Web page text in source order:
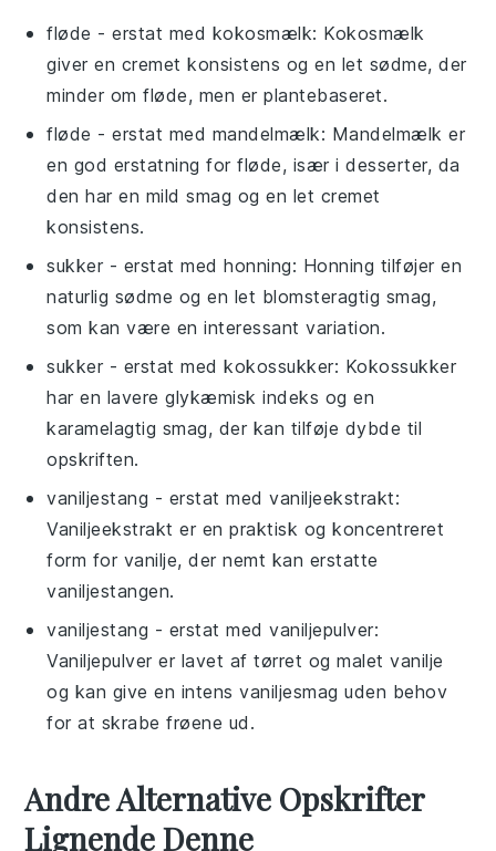
fløde - erstat med kokosmælk: Kokosmælk
giver en cremet konsistens og en let sødme, der
minder om fløde, men er plantebaseret.
fløde - erstat med mandelmælk: Mandelmælk er
en god erstatning for fløde, især i desserter, da
den har en mild smag og en let cremet
konsistens.
sukker - erstat medhonning: Honning tilføjer en
naturlig sødme og en let blomsteragtig smag,
som kan være en interessant variation.
sukker - erstat medkokossukker: Kokossukker
har en lavere glykæmisk indeks og en
karamelagtig smag, der kan tilføje dybde til
opskriften.
vaniljestang - erstat medvaniljeekstrakt:
Vaniljeekstrakt er en praktisk og koncentreret
form for vanilje, der nemt kan erstatte
vaniljestangen.
vaniljestang - erstat medvaniljepulver:
Vaniljepulver er lavet af tørret og malet vanilje
og kan give en intens vaniljesmag uden behov
for at skrabe frøene ud.
Andre Alternative Opskrifter
Lignende Denne